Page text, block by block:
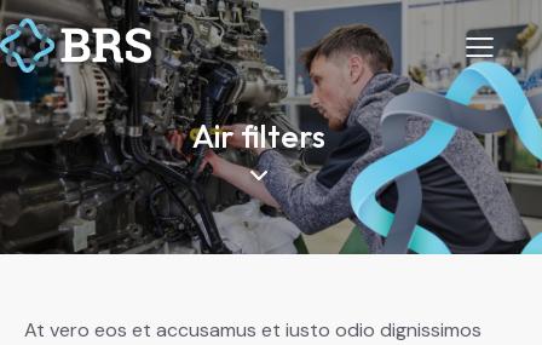
Air filters
At vero eos et accusamus et iusto odio dignissimos